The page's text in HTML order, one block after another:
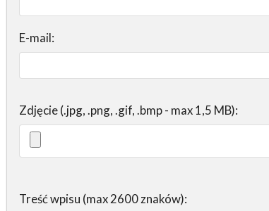
E-mail:
Zdjęcie (.jpg, .png, .gif, .bmp - max 1,5 MB):
Treść wpisu (max 2600 znaków):